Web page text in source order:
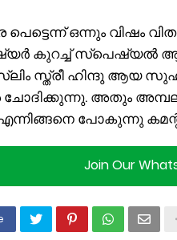
ഒന്നും വിഷം
കുറച്ച് സ്പെഷ്യൽ
സ്ത്രീ ഹിന്ദു ആയ
ചോദിക്കുന്നു. അതും
പോകുന്നു
Join Our